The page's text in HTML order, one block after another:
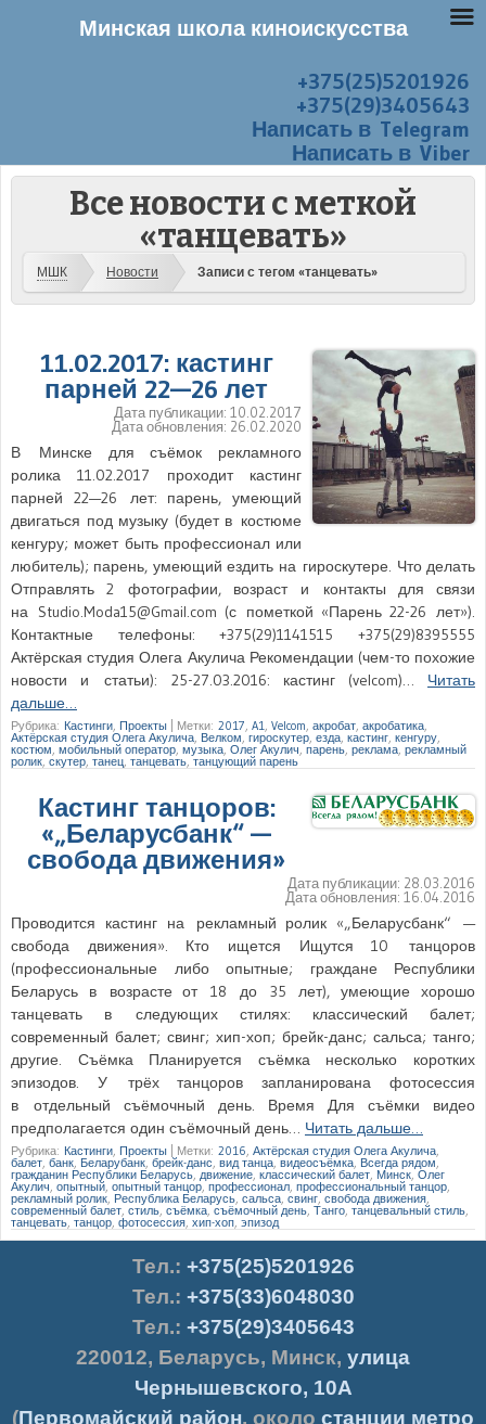
+375(25)5201926
+375(29)3405643
Написать в Telegram
Написать в Viber
Все новости с меткой
«танцевать»
МШК Новости Записи с тегом «танцевать»
11.02.2017: кастинг
парней 22—26 лет
Дата публикации: 10.02.2017
Дата обновления: 26.02.2020
В Минске для съёмок рекламного
ролика 11.02.2017 проходит кастинг
парней 22—26 лет: парень, умеющий
двигаться под музыку (будет в костюме
кенгуру; может быть профессионал или
любитель); парень, умеющий ездить на гироскутере. Что делать
Отправлять 2 фотографии, возраст и контакты для связи
на Studio.Moda15@Gmail.com (с пометкой «Парень 22-26 лет»).
Контактные телефоны: +375(29)1141515 +375(29)8395555
Актёрская студия Олега Акулича Рекомендации (чем-то похожие
новости и статьи): 25-27.03.2016: кастинг (velcom)… Читать
дальше…
Рубрика: Кастинги Проекты Метки: 2017 A1 Velcom акробат акробатика
Актёрская студия Олега Акулича Велком ,гироскутер езда кастинг кенгуру
костюм мобильный оператор музыка Олег Акулич ,парень реклама рекламный
ролик скутер танец танцевать ,танцующий парень
Кастинг танцоров:
«„Беларусбанк“ —
свобода движения»
Дата публикации: 28.03.2016
Дата обновления: 16.04.2016
Проводится кастинг на рекламный ролик «„Беларусбанк“ —
свобода движения». Кто ищется Ищутся 10 танцоров
(профессиональные либо опытные; граждане Республики
Беларусь в возрасте от 18 до 35 лет), умеющие хорошо
танцевать в следующих стилях: классический балет;
современный балет; свинг; хип-хоп; брейк-данс; сальса; танго;
другие. Съёмка Планируется съёмка несколько коротких
эпизодов. У трёх танцоров запланирована фотосессия
в отдельный съёмочный день. Время Для съёмки видео
предполагается один съёмочный день… Читать дальше…
Рубрика: Кастинги Проекты Метки: 2016 Актёрская студия Олега Акулича
балет банк Беларубанк брейк-данс вид танца ,видеосъёмка Всегда рядом,
гражданин Республики Беларусь, движение классический балет Минск ,Олег
Акулич опытный опытный танцор ,профессионал профессиональный танцор
рекламный ролик Республика Беларусь сальса свинг, свобода движения
современный балет стиль съёмка,съёмочный день Танго танцевальный стиль
танцевать танцор фотосессия хип-хоп эпизод
Тел.: +375(25)5201926
Тел.: +375(33)6048030
Тел.: +375(29)3405643
220012, Беларусь, Минск, улица
Чернышевского, 10А
(Первомайский район, около станции метро
Минская школа киноискусства